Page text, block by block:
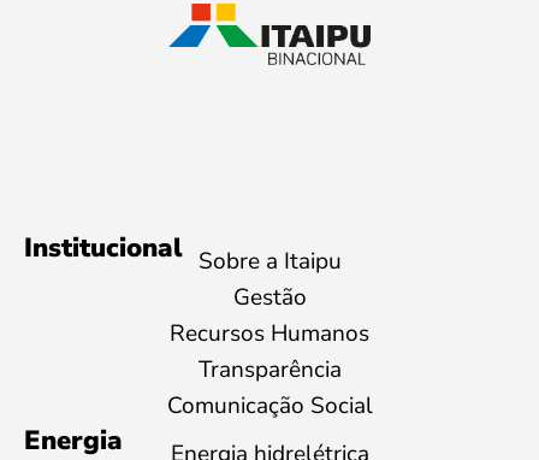
Institucional Sobre a Itaipu
Gestão
Recursos Humanos
Transparência
Comunicação Social
Energia
Energia hidrelétrica